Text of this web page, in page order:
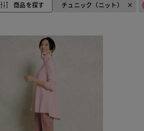
商品を探す チュニック（ニット）